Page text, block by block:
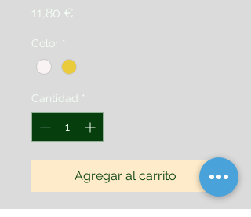
11,80 €
Color *
Cantidad *
Agregar al carrito